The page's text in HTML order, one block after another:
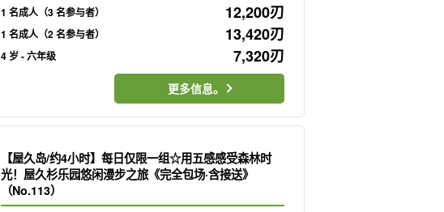
1 名成人（3 名参与者） 12,200刃
1 名成人（2 名参与者） 13,420刃
4 岁 - 六年级 7,320刃
更多信息。
【屋久岛/约4小时】每日仅限一组☆用五感感受森林时
光！屋久杉乐园悠闲漫步之旅《完全包场·含接送》
（No.113）